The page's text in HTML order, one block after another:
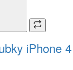
iPhone 4